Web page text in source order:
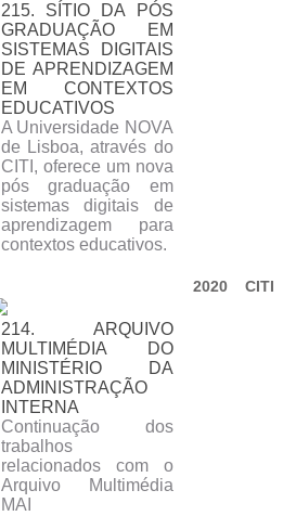
215. SÍTIO DA PÓS
GRADUAÇÃO EM
SISTEMAS DIGITAIS
DE APRENDIZAGEM
EM CONTEXTOS
EDUCATIVOS
A Universidade NOVA
de Lisboa, através do
CITI, oferece um nova
pós graduação em
sistemas digitais de
aprendizagem para
contextos educativos.
214. ARQUIVO
MULTIMÉDIA DO
MINISTÉRIO DA
ADMINISTRAÇÃO
INTERNA
Continuação dos
trabalhos
relacionados com o
Arquivo Multimédia
MAI
2020 CITI